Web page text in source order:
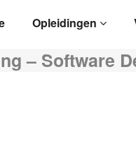
Opleidingen
– Software